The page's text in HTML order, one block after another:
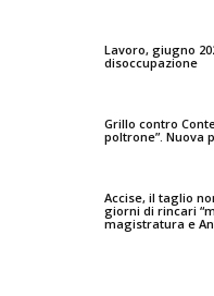
Lavoro, giugno
disoccupazione
Grillo contro
poltrone”. Nuova
Accise, il taglio
giorni di rincari
magistratura e